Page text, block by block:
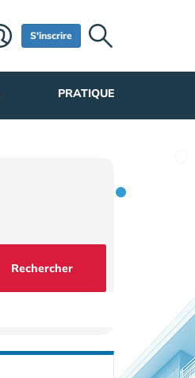
S'inscrire
PRATIQUE
Rechercher